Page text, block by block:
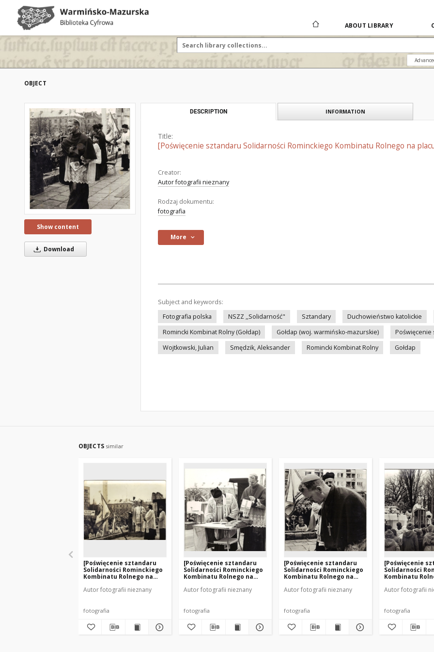
ABOUT LIBRARY
OBJECT
Show content
Download
DESCRIPTION INFORMATION
Title:
[Poświęcenie sztandaru Solidarności Rominckiego Kombinatu Rolnego na
Creator:
Autor fotografii nieznany
Rodzaj dokumentu:
fotografia
More
Subject and keywords:
Fotografia polska
NSZZ ,,Solidarność" Sztandary
Duchowieństwo katolickie
Romincki Kombinat Rolny (Gołdap)
Gołdap (woj. warmińsko-mazurskie)
Poświęcenie
Wojtkowski, Julian
Smędzik, Aleksander Romincki Kombinat Rolny Gołdap
OBJECTS similar
[Poświęcenie sztandaru
Solidarności Rominckiego
Kombinatu Rolnego na
Gołdapi. 26.04.1981 r. 5]
Autor fotografii nieznany
fotografia
[Poświęcenie sztandaru
Solidarności Rominckiego
Kombinatu Rolnego na
Gołdapi. 26.04.1981 r. 8]
Autor fotografii nieznany
fotografia
[Poświęcenie sztandaru
Solidarności Rominckiego
Kombinatu Rolnego na
Gołdapi. 26.04.1981 r. 14]
Autor fotografii nieznany
fotografia
[Poświęcenie
Solidarności
Kombinatu
Gołdapi.
Autor fotografii
fotografia